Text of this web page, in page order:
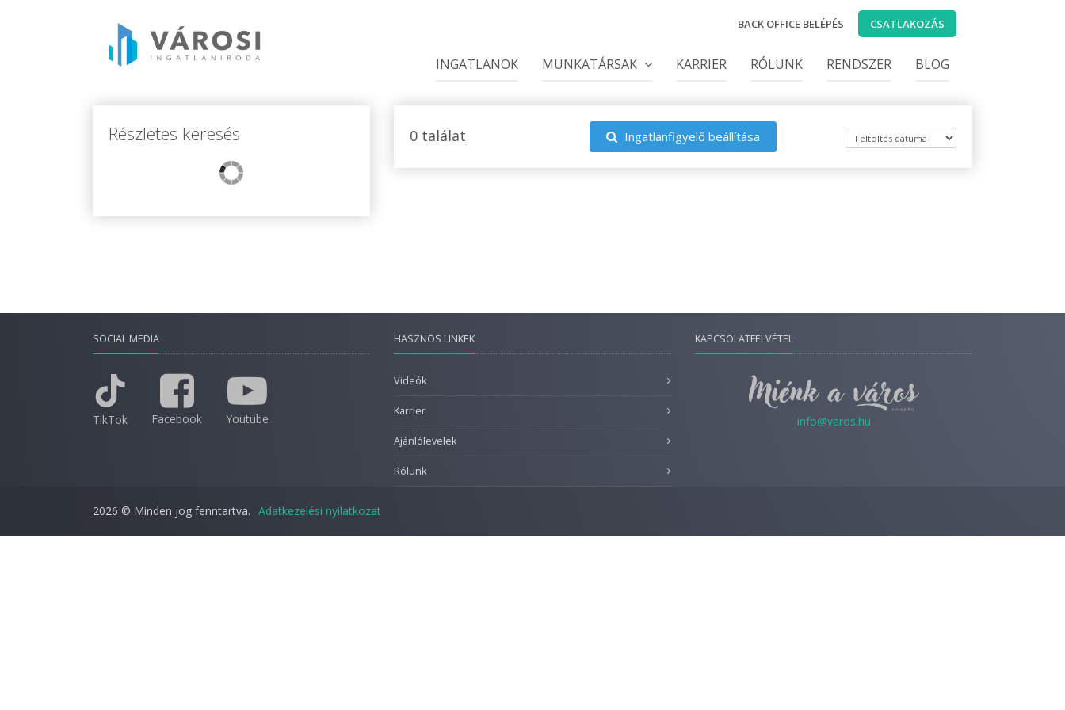
BACK OFFICE BELÉPÉS CSATLAKOZÁS
INGATLANOK MUNKATÁRSAK KARRIER RÓLUNK RENDSZER BLOG
Részletes keresés 0 találat Ingatlanfigyelő beállítása
SOCIAL MEDIA
TikTok Facebook Youtube
HASZNOS LINKEK
Videók
Karrier
Ajánlólevelek
Rólunk
KAPCSOLATFELVÉTEL
info@varos.hu
2026 © Minden jog fenntartva. Adatkezelési nyilatkozat